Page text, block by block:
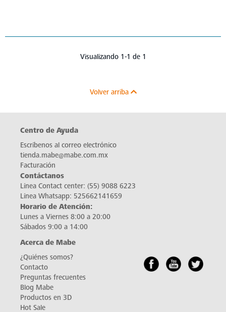
Visualizando 1-1 de 1
Volver arriba
Centro de Ayuda
Escríbenos al correo electrónico
tienda.mabe@mabe.com.mx
Facturación
Contáctanos
Línea Contact center: (55) 9088 6223
Línea Whatsapp: 525662141659
Horario de Atención:
Lunes a Viernes 8:00 a 20:00
Sábados 9:00 a 14:00
Acerca de Mabe
¿Quiénes somos?
Contacto
Preguntas frecuentes
Blog Mabe
Productos en 3D
Hot Sale